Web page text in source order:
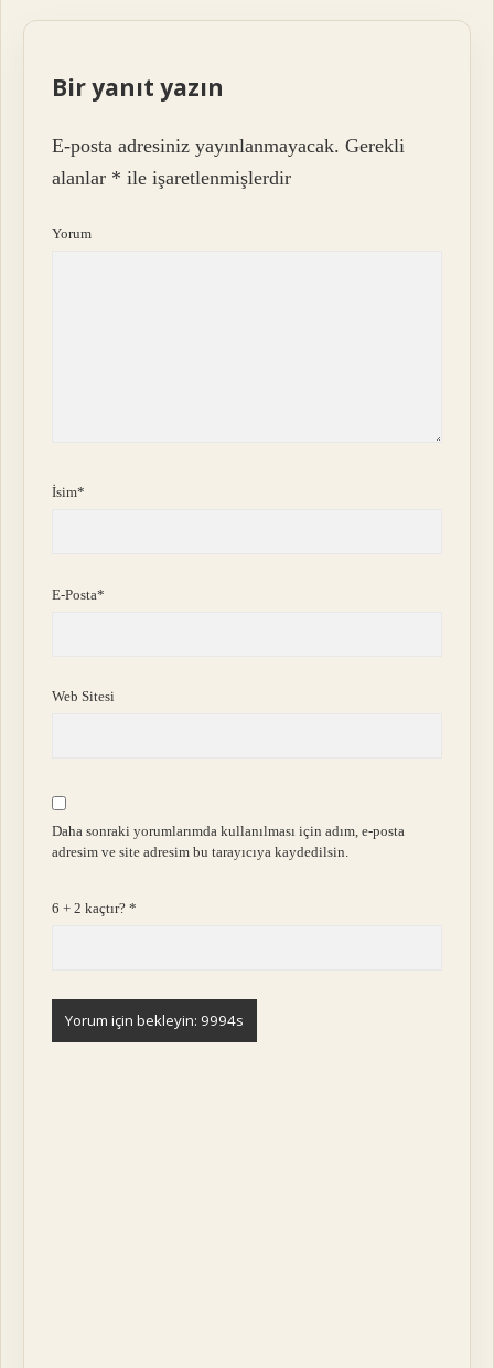
Bir yanıt yazın
E-posta adresiniz yayınlanmayacak. Gerekli
alanlar * ile işaretlenmişlerdir
Yorum
İsim*
E-Posta*
Web Sitesi
Daha sonraki yorumlarımda kullanılması için adım, e-posta
adresim ve site adresim bu tarayıcıya kaydedilsin.
6 + 2 kaçtır?*